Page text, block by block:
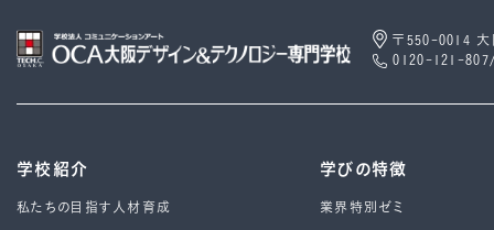
〒550-0014 大
0120-121-
学校紹介
私たちの目指す人材育成
学びの特徴
業界特別ゼミ